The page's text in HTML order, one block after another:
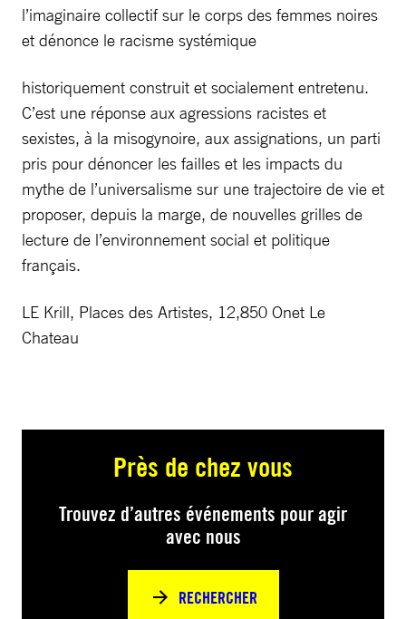
l’imaginaire collectif sur le corps des femmes noires
et dénonce le racisme systémique
historiquement construit et socialement entretenu.
C’est une réponse aux agressions racistes et
sexistes, à la misogynoire, aux assignations, un parti
pris pour dénoncer les failles et les impacts du
mythe de l’universalisme sur une trajectoire de vie et
proposer, depuis la marge, de nouvelles grilles de
lecture de l’environnement social et politique
français.
LE Krill, Places des Artistes, 12,850 Onet Le
Chateau
Près de chez vous
Trouvez d’autres événements pour agir
avec nous
RECHERCHER